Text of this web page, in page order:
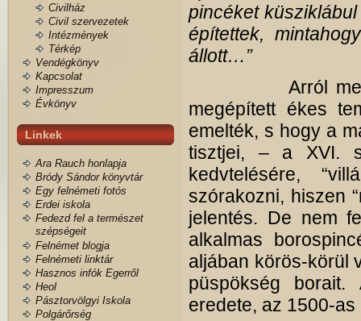
Civilház
Civil szervezetek
Intézmények
Térkép
Vendégkönyv
Kapcsolat
Impresszum
Évkönyv
Linkek
Ara Rauch honlapja
Bródy Sándor könyvtár
Egy felnémeti fotós
Erdei iskola
Fedezd fel a természet
szépségeit
Felnémet blogja
Felnémeti linktár
Hasznos infók Egerről
Heol
Pásztorvölgyi Iskola
Polgárőrség
pincéket
építettek,
állott…”
Arról
megépített ékes
emelték, s hogy a
tisztjei, – a XVI.
kedvtelésére,
szórakozni, hiszen
jelentés. De nem
alkalmas
aljában körös-körül
püspökség
eredete, az 1500-